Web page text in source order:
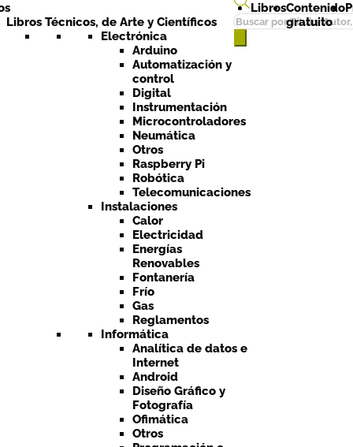
Búsqueda
de
Libros Técnicos, de Arte y Científicos
Electrónica
Arduino
Automatización y
control
Digital
Instrumentación
Microcontroladores
Neumática
Otros
Raspberry Pi
Robótica
Telecomunicaciones
Instalaciones
Calor
Electricidad
Energías
Renovables
Fontanería
Frío
Gas
Reglamentos
Informática
Analítica de datos e
Internet
Android
Diseño Gráfico y
Fotografía
Ofimática
Otros
LibrosContenido
gratuito